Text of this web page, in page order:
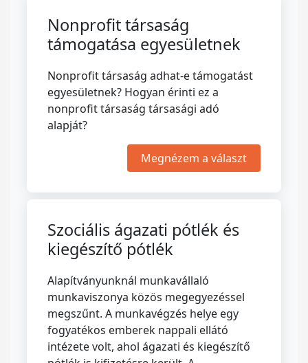
Nonprofit társaság
támogatása egyesületnek
Nonprofit társaság adhat-e támogatást
egyesületnek? Hogyan érinti ez a
nonprofit társaság társasági adó
alapját?
Megnézem a választ
Szociális ágazati pótlék és
kiegészítő pótlék
Alapítványunknál munkavállaló
munkaviszonya közös megegyezéssel
megszűnt. A munkavégzés helye egy
fogyatékos emberek nappali ellátó
intézete volt, ahol ágazati és kiegészítő